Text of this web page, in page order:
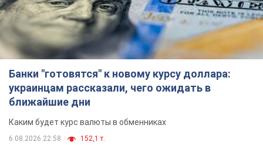
Банки "готовятся" к новому курсу доллара:
украинцам рассказали, чего ожидать в
ближайшие дни
Каким будет курс валюты в обменниках
6.08.2026 22:58 152,1 т.